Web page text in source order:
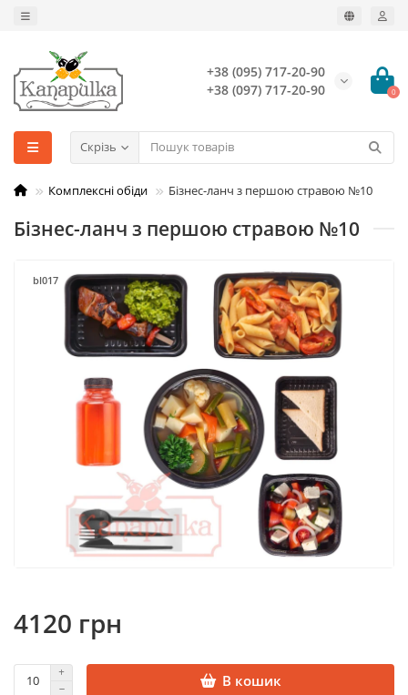
+38 (095) 717-20-90
+38 (097) 717-20-90
0
Скрізь
Комплексні обіди Бізнес-ланч з першою стравою №10
Бізнес-ланч з першою стравою №10
bl017
4120 грн
В кошик